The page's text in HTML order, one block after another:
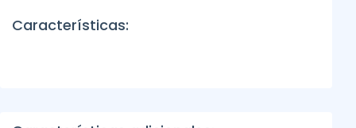
Características: